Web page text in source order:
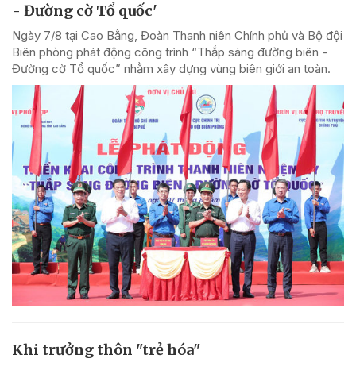
- Đường cờ Tổ quốc'
Ngày 7/8 tại Cao Bằng, Đoàn Thanh niên Chính phủ và Bộ đội
Biên phòng phát động công trình “Thắp sáng đường biên -
Đường cờ Tổ quốc” nhằm xây dựng vùng biên giới an toàn.
Khi trưởng thôn "trẻ hóa"